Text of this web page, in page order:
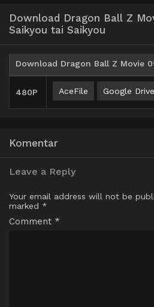
Download Dragon Ball Z
Saikyou tai Saikyou
480P AceFile Google Drive
Komentar
Leave a Reply
Your email address will not be
marked *
Comment *